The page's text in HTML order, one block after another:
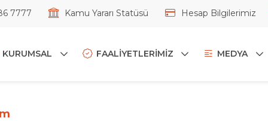
7777 Kamu Yararı Statüsü Hesap Bilgilerimiz
KURUMSAL FAALİYETLERİMİZ MEDYA